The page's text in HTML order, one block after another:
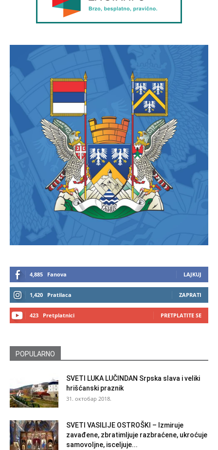
4,885 Fanova LAJKUJ
1,420 Pratilaca ZAPRATI
423 Pretplatnici PRETPLATITE SE
POPULARNO
SVETI LUKA LUČINDAN Srpska slava i veliki
hrišćanski praznik
31. октобар 2018.
SVETI VASILIJE OSTROŠKI – Izmiruje
zavađene, zbratimljuje razbraćene, ukroćuje
samovoljne, isceljuje...